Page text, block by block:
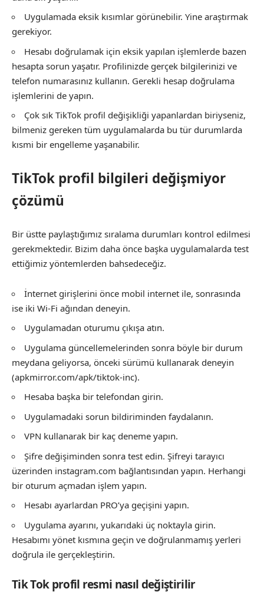
Uygulamada eksik kısımlar görünebilir. Yine araştırmak
gerekiyor.
Hesabı doğrulamak için eksik yapılan işlemlerde bazen
hesapta sorun yaşatır. Profilinizde gerçek bilgilerinizi ve
telefon numarasınız kullanın. Gerekli hesap doğrulama
işlemlerini de yapın.
Çok sık TikTok profil değişikliği yapanlardan biriyseniz,
bilmeniz gereken tüm uygulamalarda bu tür durumlarda
kısmi bir engelleme yaşanabilir.
TikTok profil bilgileri değişmiyor
çözümü
Bir üstte paylaştığımız sıralama durumları kontrol edilmesi
gerekmektedir. Bizim daha önce başka uygulamalarda test
ettiğimiz yöntemlerden bahsedeceğiz.
İnternet girişlerini önce mobil internet ile, sonrasında
ise iki Wi-Fi ağından deneyin.
Uygulamadan oturumu çıkışa atın.
Uygulama güncellemelerinden sonra böyle bir durum
meydana geliyorsa, önceki sürümü kullanarak deneyin
(apkmirror.com/apk/tiktok-inc).
Hesaba başka bir telefondan girin.
Uygulamadaki sorun bildiriminden faydalanın.
VPN kullanarak bir kaç deneme yapın.
Şifre değişiminden sonra test edin. Şifreyi tarayıcı
üzerinden instagram.com bağlantısından yapın. Herhangi
bir oturum açmadan işlem yapın.
Hesabı ayarlardan PRO’ya geçişini yapın.
Uygulama ayarını, yukarıdaki üç noktayla girin.
Hesabımı yönet kısmına geçin ve doğrulanmamış yerleri
doğrula ile gerçekleştirin.
Tik Tok profil resmi nasıl değiştirilir